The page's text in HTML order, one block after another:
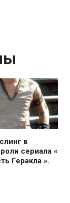
в
сериала «
Геракла ».